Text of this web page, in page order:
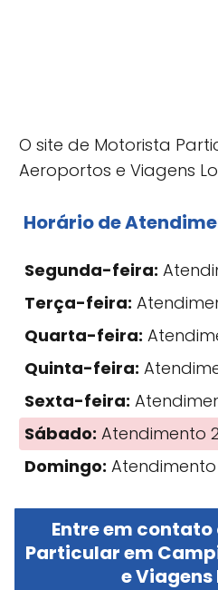
O site de Motorista
Aeroportos e Viagens
Horário de
Segunda-feira:
Terça-feira:
Quarta-feira:
Quinta-feira:
Sexta-feira:
Sábado: Atendimento
Domingo:
Entre em
Particular em
e Viagens